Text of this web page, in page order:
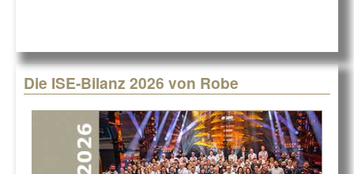
Die ISE-Bilanz 2026 von Robe